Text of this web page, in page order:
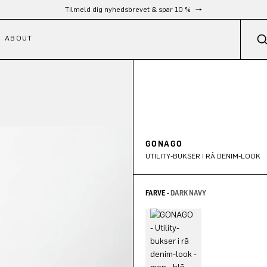
Gratis fragt fra 2000 DKK
ABOUT
GONAGO
UTILITY-BUKSER I RÅ DENIM-LOOK
FARVE -DARK NAVY